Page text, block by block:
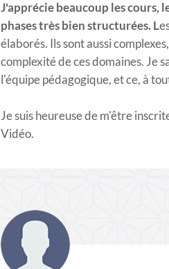
J'apprécie beaucoup les cours,
phases très bien structurées. L
élaborés. Ils sont aussi
complexité de ces domaines. Je
l'équipe pédagogique, et ce, à
Je suis heureuse de m'être
Vidéo.